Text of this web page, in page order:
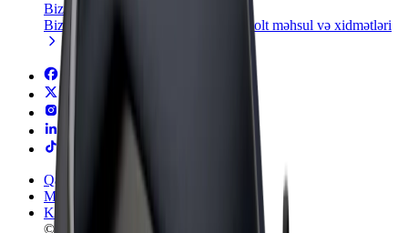
Biznes üçün Bolt
Biznesiniz üçün miqyaslandırılmış Bolt məhsul və xidmətləri
Qaydalar və Şərtlər
Məxfilik
Kukilər
© 2026 Bolt Technology OÜ